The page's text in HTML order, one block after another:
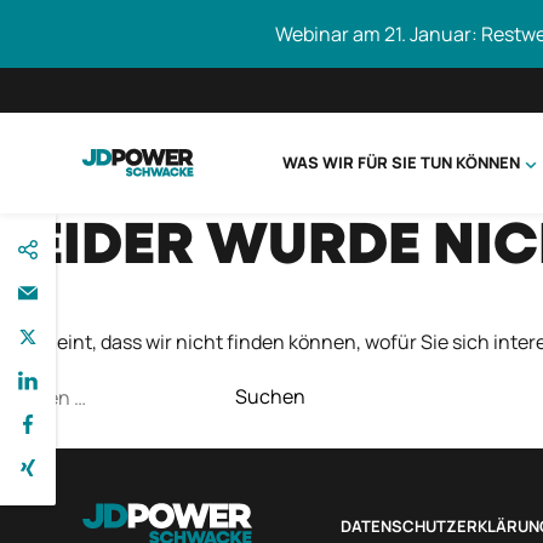
zum
Inhalt
Webinar am 21. Januar:
WAS WIR FÜR SIE TUN KÖNNEN
Schwacke
LEIDER WURDE
Es scheint, dass wir nicht finden können, wofür Sie sich
Suchen
nach: